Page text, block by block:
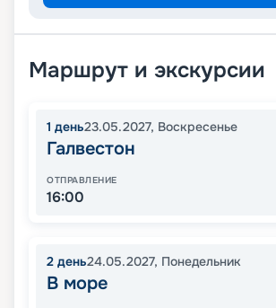
Маршрут и экскурсии
1 день23.05.2027, Воскресенье
Галвестон
ОТПРАВЛЕНИЕ
16:00
2 день24.05.2027, Понедельник
В море